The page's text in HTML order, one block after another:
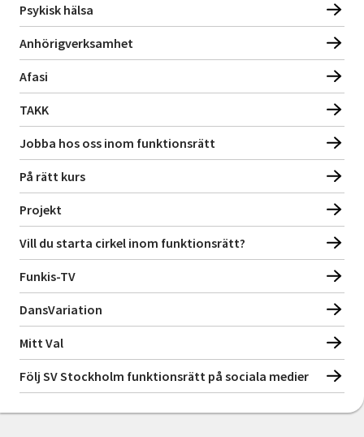
Psykisk hälsa
Anhörigverksamhet
Afasi
TAKK
Jobba hos oss inom funktionsrätt
På rätt kurs
Projekt
Vill du starta cirkel inom funktionsrätt?
Funkis-TV
DansVariation
Mitt Val
Följ SV Stockholm funktionsrätt på sociala medier